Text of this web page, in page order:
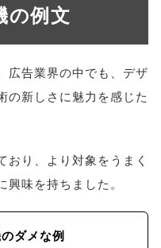
の例文
広告業界の中でも、デザ
の新しさに魅力を感じた
おり、より対象をうまく
味を持ちました。
ダメな例